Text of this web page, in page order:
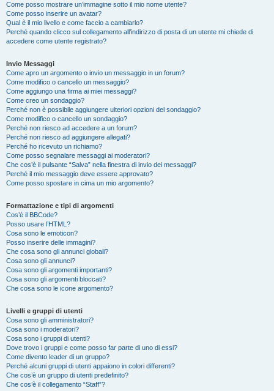
Come posso mostrare un’immagine sotto il mio nome utente?
Come posso inserire un avatar?
Qual è il mio livello e come faccio a cambiarlo?
Perché quando clicco sul collegamento all’indirizzo di posta di un utente mi chiede di
accedere come utente registrato?
Invio Messaggi
Come apro un argomento o invio un messaggio in un forum?
Come modifico o cancello un messaggio?
Come aggiungo una firma ai miei messaggi?
Come creo un sondaggio?
Perché non è possibile aggiungere ulteriori opzioni del sondaggio?
Come modifico o cancello un sondaggio?
Perché non riesco ad accedere a un forum?
Perché non riesco ad aggiungere allegati?
Perché ho ricevuto un richiamo?
Come posso segnalare messaggi ai moderatori?
Che cos’è il pulsante “Salva” nella finestra di invio dei messaggi?
Perché il mio messaggio deve essere approvato?
Come posso spostare in cima un mio argomento?
Formattazione e tipi di argomenti
Cos’è il BBCode?
Posso usare l’HTML?
Cosa sono le emoticon?
Posso inserire delle immagini?
Che cosa sono gli annunci globali?
Cosa sono gli annunci?
Cosa sono gli argomenti importanti?
Cosa sono gli argomenti bloccati?
Che cosa sono le icone argomento?
Livelli e gruppi di utenti
Cosa sono gli amministratori?
Cosa sono i moderatori?
Cosa sono i gruppi di utenti?
Dove trovo i gruppi e come posso far parte di uno di essi?
Come divento leader di un gruppo?
Perché alcuni gruppi di utenti appaiono in colori differenti?
Che cos’è un gruppo di utenti predefinito?
Che cos’è il collegamento “Staff”?